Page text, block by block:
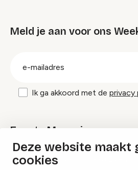
Deze website maakt
cookies
Meld je aan voor ons
Ik ga akkoord met de privacy
Events Magazine
Ik ontvang graag Events